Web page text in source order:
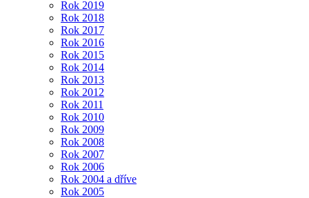
Rok 2019
Rok 2018
Rok 2017
Rok 2016
Rok 2015
Rok 2014
Rok 2013
Rok 2012
Rok 2011
Rok 2010
Rok 2009
Rok 2008
Rok 2007
Rok 2006
Rok 2004 a dříve
Rok 2005